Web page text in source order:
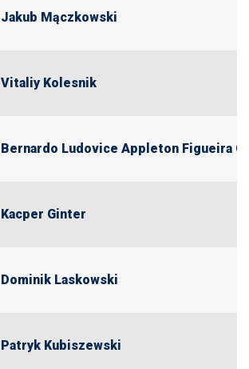
Jakub Mączkowski
Vitaliy Kolesnik
Bernardo Ludovice Appleton Figueira
Kacper Ginter
Dominik Laskowski
Patryk Kubiszewski